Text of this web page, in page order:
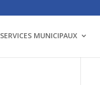
SERVICES MUNICIPAUX